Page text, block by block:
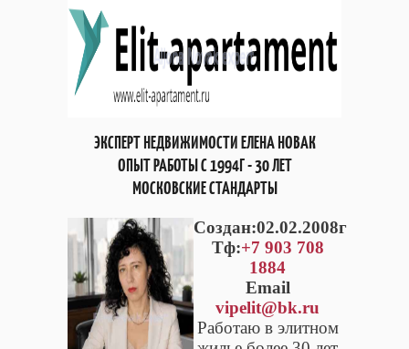
ЭКСПЕРТ НЕДВИЖИМОСТИ ЕЛЕНА НОВАК
ОПЫТ РАБОТЫ С 1994Г - 30 ЛЕТ
МОСКОВСКИЕ СТАНДАРТЫ
Cоздан:02.02.2008г
Тф:+7 903 708
1884
Email
vipelit@bk.ru
Работаю в элитном